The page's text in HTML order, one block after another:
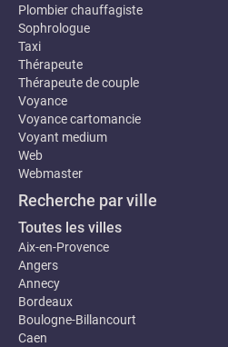
Plombier chauffagiste
Sophrologue
Taxi
Thérapeute
Thérapeute de couple
Voyance
Voyance cartomancie
Voyant medium
Web
Webmaster
Recherche par ville
Toutes les villes
Aix-en-Provence
Angers
Annecy
Bordeaux
Boulogne-Billancourt
Caen